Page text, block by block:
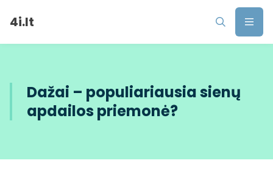
4i.lt
Dažai – populiariausia sienų
apdailos priemonė?